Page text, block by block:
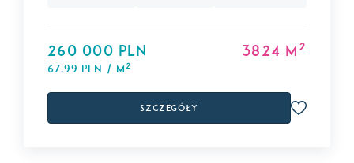
260 000 PLN
67,99 PLN / m2
3824 m2
Szczegóły